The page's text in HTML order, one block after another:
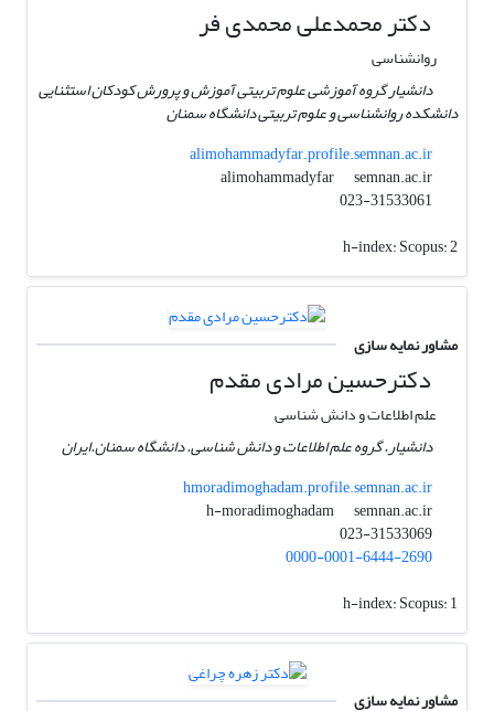
دکتر محمدعلی محمدی فر
روانشناسی
دانشیار گروه آموزشی علوم تربیتی آموزش و پرورش کودکان استثنایی
دانشکده روانشناسی و علوم تربیتی دانشگاه سمنان
alimohammadyfar.profile.semnan.ac.ir
alimohammadyfar
semnan.ac.ir
h-index:Scopus: 2
مشاور نمایه سازی
دکترحسین مرادی مقدم
علم اطلاعات و دانش شناسی
دانشیار. گروه علم اطلاعات و دانش شناسی. دانشگاه سمنان.ایران
hmoradimoghadam.profile.semnan.ac.ir
h-moradimoghadam
semnan.ac.ir
023-31533069
0000-0001-6444-2690
h-index:Scopus: 1
مشاور نمایه سازی